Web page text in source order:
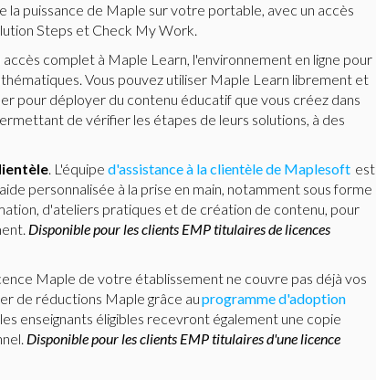
la puissance de Maple sur votre portable, avec un accès
Steps et Check My Work.
complet à Maple Learn, l'environnement en ligne pour
Vous pouvez utiliser Maple Learn librement et
pour déployer du contenu éducatif que vous créez dans
de vérifier les étapes de leurs solutions, à des
. L'équipe d'assistance à la clientèle de Maplesoft est
personnalisée à la prise en main, notamment sous forme
d'ateliers pratiques et de création de contenu, pour
Disponible pour les clients EMP titulaires de licences
Maple de votre établissement ne couvre pas déjà vos
de réductions Maple grâce auprogramme d'adoption
enseignants éligibles recevront également une copie
Disponible pour les clients EMP titulaires d'une licence